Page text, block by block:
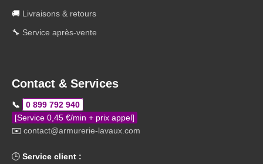
🚚 Livraisons & retours
🔧 Service après-vente
Contact & Services
📞
0 899 792 940
[Service 0,45 €/min + prix appel]
✉️ contact@armurerie-lavaux.com
🕒 Service client :